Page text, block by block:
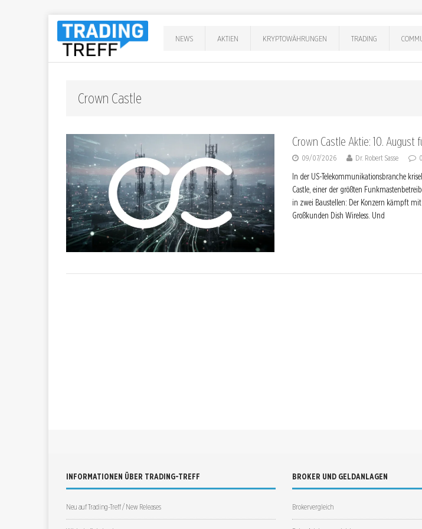
NEWS AKTIEN KRYPTOWÄHRUNGEN TRADING
Crown Castle
Crown Castle Aktie: 10. August
09/07/2026 Dr. Robert Sasse 0
In der US-Telekommunikationsbranche
Castle, einer der größten
in zwei Baustellen: Der Konzern kämpft
Großkunden Dish Wireless. Und
INFORMATIONEN ÜBER TRADING-TREFF
Neu auf Trading-Treff / New Releases
BROKER UND GELDANLAGEN
Brokervergleich